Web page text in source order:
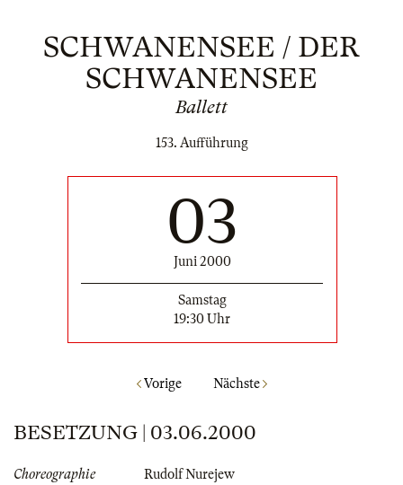
SCHWANENSEE / DER
SCHWANENSEE
Ballett
153. Aufführung
03
Juni 2000
Samstag
19:30 Uhr
Vorige Nächste
BESETZUNG | 03.06.2000
Choreographie
Rudolf Nurejew